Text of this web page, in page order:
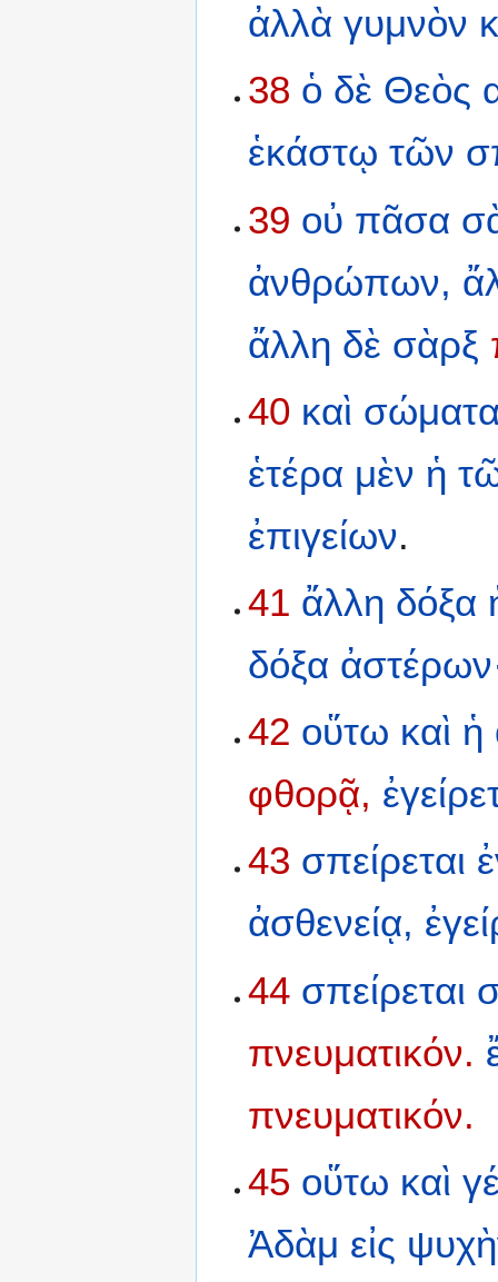
ἀλλὰ γυμνὸν
38 ὁ δὲ Θεὸς
ἑκάστῳ τῶν
39 οὐ πᾶσα
ἀνθρώπων,
ἄλλη δὲ σὰρξ
40 καὶ
ἑτέρα μὲν ἡ
ἐπιγείων.
41 ἄλλη δόξα
δόξα
42 οὕτω καὶ ἡ
φθορᾷ,
43 σπείρεται
ἀσθενείᾳ,
44 σπείρεται
πνευματικόν.
πνευματικόν.
45 οὕτω καὶ
Ἀδὰμ εἰς